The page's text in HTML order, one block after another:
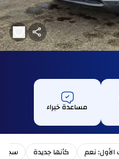
مساعدة خبراء
الأول: نعم كأنها جديدة سجل